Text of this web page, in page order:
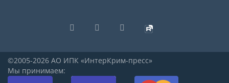
©2005-2026 АО ИПК «ИнтерКрим-пресс»
Мы принимаем: